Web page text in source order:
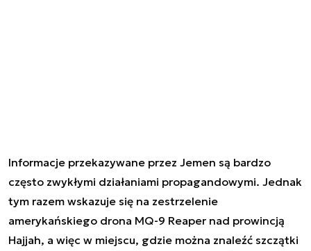
Informacje przekazywane przez Jemen są bardzo
często zwykłymi działaniami propagandowymi. Jednak
tym razem wskazuje się na zestrzelenie
amerykańskiego drona MQ-9 Reaper nad prowincją
Hajjah, a więc w miejscu, gdzie można znaleźć szczątki